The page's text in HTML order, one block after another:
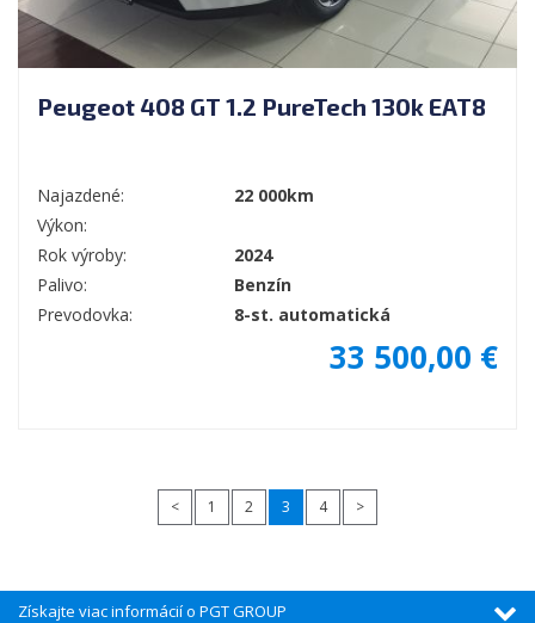
Peugeot 408 GT 1.2 PureTech 130k EAT8
Najazdené:
22 000km
Výkon:
Rok výroby:
2024
Palivo:
Benzín
Prevodovka:
8-st. automatická
33 500,00 €
< 1 2 3 4 >
Získajte viac informácií o PGT GROUP